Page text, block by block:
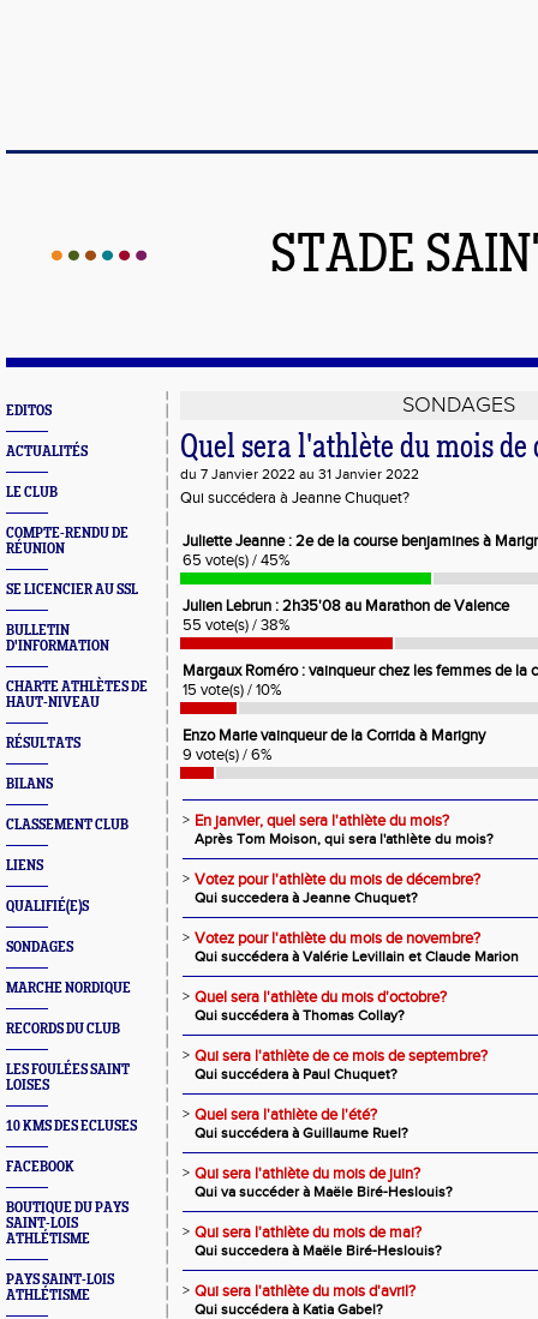
STADE
EDITOS
ACTUALITÉS
LE CLUB
COMPTE-RENDU DE
RÉUNION
SE LICENCIER AU SSL
BULLETIN
D'INFORMATION
CHARTE ATHLÈTES DE
HAUT-NIVEAU
RÉSULTATS
BILANS
CLASSEMENT CLUB
LIENS
QUALIFIÉ(E)S
SONDAGES
MARCHE NORDIQUE
RECORDS DU CLUB
LES FOULÉES SAINT
LOISES
10 KMS DES ECLUSES
FACEBOOK
BOUTIQUE DU PAYS
SAINT-LOIS
ATHLÉTISME
PAYS SAINT-LOIS
ATHLÉTISME
SONDAGES
Quel sera l'athlète du mois de
du 7 Janvier 2022 au 31 Janvier 2022
Qui succédera à Jeanne Chuquet?
Juliette Jeanne : 2e de la course benjamines à
65 vote(s) / 45%
Julien Lebrun : 2h35'08 au Marathon de Valence
55 vote(s) / 38%
Margaux Roméro : vainqueur chez les femmes de la
15 vote(s) / 10%
Enzo Marie vainqueur de la Corrida à Marigny
9 vote(s) / 6%
> En janvier, quel sera l'athlète du mois?
Après Tom Moison, qui sera l'athlète du mois?
> Votez pour l'athlète du mois de décembre?
Qui succedera à Jeanne Chuquet?
> Votez pour l'athlète du mois de novembre?
Qui succédera à Valérie Levillain et Claude Marion
> Quel sera l'athlète du mois d'octobre?
Qui succédera à Thomas Collay?
> Qui sera l'athlète de ce mois de septembre?
Qui succédera à Paul Chuquet?
> Quel sera l'athlète de l'été?
Qui succédera à Guillaume Ruel?
> Qui sera l'athlète du mois de juin?
Qui va succéder à Maële Biré-Heslouis?
> Qui sera l'athlète du mois de mai?
Qui succedera à Maële Biré-Heslouis?
> Qui sera l'athlète du mois d'avril?
Qui succédera à Katia Gabel?